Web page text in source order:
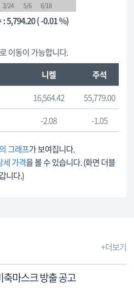
3/24 5/6 6/18
: 5,794.20 ( -0.01 %)
이동이 가능합니다.
니켈
주석
16,564.42
55,779.00
-2.08 -1.05
그래프가 보여집니다.
세 가격을 볼 수 있습니다. (화면 더블
니다.)
마스크 방출 공고
+더보기